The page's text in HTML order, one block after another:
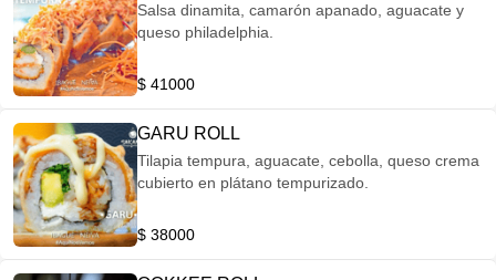
Salsa dinamita, camarón apanado, aguacate y
queso philadelphia.
$ 41000
GARU ROLL
Tilapia tempura, aguacate, cebolla, queso crema
cubierto en plátano tempurizado.
$ 38000